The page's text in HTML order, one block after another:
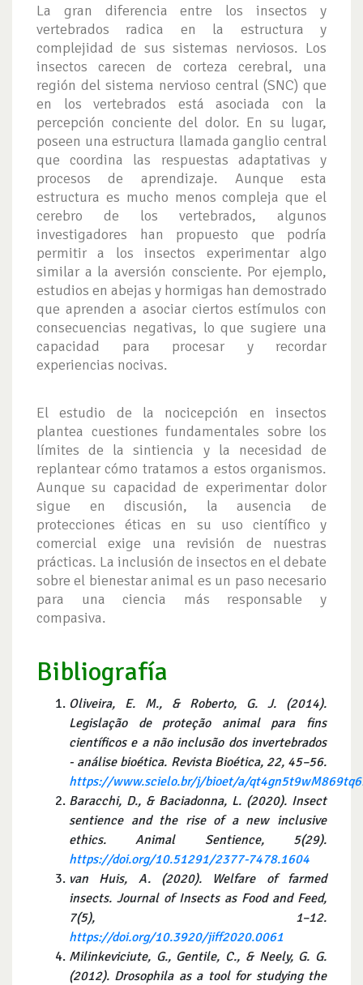
La gran diferencia entre los insectos y
vertebrados radica en la estructura y
complejidad de sus sistemas nerviosos. Los
insectos carecen de corteza cerebral, una
región del sistema nervioso central (SNC) que
en los vertebrados está asociada con la
percepción conciente del dolor. En su lugar,
poseen una estructura llamada ganglio central
que coordina las respuestas adaptativas y
procesos de aprendizaje. Aunque esta
estructura es mucho menos compleja que el
cerebro de los vertebrados, algunos
investigadores han propuesto que podría
permitir a los insectos experimentar algo
similar a la aversión consciente. Por ejemplo,
estudios en abejas y hormigas han demostrado
que aprenden a asociar ciertos estímulos con
consecuencias negativas, lo que sugiere una
capacidad para procesar y recordar
experiencias nocivas.
El estudio de la nocicepción en insectos
plantea cuestiones fundamentales sobre los
límites de la sintiencia y la necesidad de
replantear cómo tratamos a estos organismos.
Aunque su capacidad de experimentar dolor
sigue en discusión, la ausencia de
protecciones éticas en su uso científico y
comercial exige una revisión de nuestras
prácticas. La inclusión de insectos en el debate
sobre el bienestar animal es un paso necesario
para una ciencia más responsable y
compasiva.
Bibliografía
Oliveira, E. M., & Roberto, G. J. (2014).
Legislação de proteção animal para fins
científicos e a não inclusão dos invertebrados
- análise bioética. Revista Bioética, 22, 45–56.
https://www.scielo.br/j/bioet/a/
Baracchi, D., & Baciadonna, L. (2020). Insect
sentience and the rise of a new inclusive
ethics.Animal Sentience, 5(29).
https://doi.org/10.51291/2377-7478.1604
van Huis, A. (2020). Welfare of farmed
insects. Journal of Insects as Food and Feed,
7(5), 1–12.
https://doi.org/10.3920/jiff2020.0061
Milinkeviciute, G., Gentile, C., & Neely, G. G.
(2012). Drosophila as a tool for studying the